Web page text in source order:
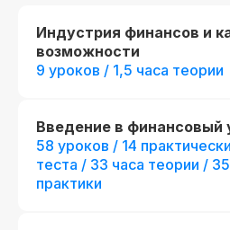
Индустрия финансов и
возможности
9 уроков / 1,5 часа теории
Введение в финансовый
58 уроков / 14
теста / 33 часа теории /
практики
Л035−01 271−78/00177 402
При дополнительной
регистрации
Диплом о прохождении курса